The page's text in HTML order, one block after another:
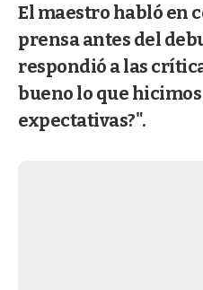
El maestro habló en
prensa antes del
respondió a las
bueno lo que
expectativas?".